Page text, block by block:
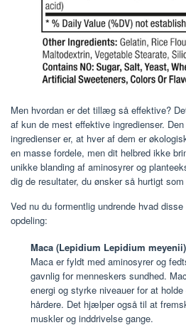
Men hvordan er det tillæg så effektive?
af kun de mest effektive ingredienser.
ingredienser er, at hver af dem er
en masse fordele, men dit helbred ikke
unikke blanding af aminosyrer og
dig de resultater, du ønsker så hurtigt
Ved nu du formentlig undrende hvad
opdeling:
Maca (Lepidium Lepidium meyenii)
Maca er fyldt med aminosyrer og
gavnlig for menneskers sundhed.
energi og styrke niveauer for at
hårdere. Det hjælper også til at
muskler og inddrivelse gange.